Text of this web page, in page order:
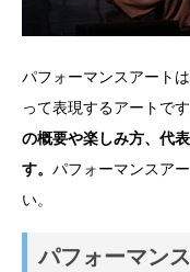
パフォーマンスアート
って表現するアートで
の概要や楽しみ方、代
す。 パフォーマンスア
い。
パフォーマン